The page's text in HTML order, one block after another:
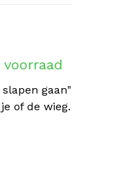
voorraad
gaan"
of de wieg.